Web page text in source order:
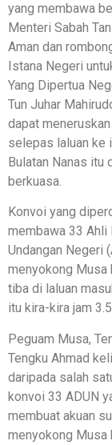
yang membawa
Menteri Sabah
Aman dan
Istana Negeri
Yang Dipertua
Tun Juhar
dapat
selepas laluan ke
Bulatan Nanas itu
berkuasa.
Konvoi yang
membawa 33 Ahli
Undangan Negeri
menyokong Musa
tiba di laluan
itu kira-kira jam
Peguam Musa,
Tengku Ahmad
daripada salah
konvoi 33 ADUN
membuat akuan
menyokong Musa